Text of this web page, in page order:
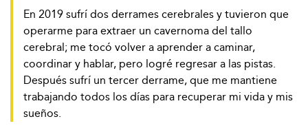
En 2019 sufrí dos derrames cerebrales y tuvieron que
operarme para extraer un cavernoma del tallo
cerebral; me tocó volver a aprender a caminar,
coordinar y hablar, pero logré regresar a las pistas.
Después sufrí un tercer derrame, que me mantiene
trabajando todos los días para recuperar mi vida y mis
sueños.